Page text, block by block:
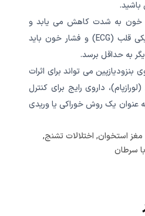
باشید.
خون به شدت کاهش می یابد و
درجه حرارت، فعالیت الکتریکی قلب (ECG) و فشار خون باید
به حداقل برسد.
بنزودیازپین می تواند برای اثرات
سریع تجویز شود. Ativan (لورازپام)، داروی رایج برای کنترل
عنوان یک روش خوراکی یا وریدی
مغز استخوان, اختلالات تشنج,
سرطان